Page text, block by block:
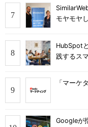
モヤモヤ
HubSpot
践するス
「マーケ
Googleが